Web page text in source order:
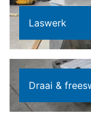
Laswerk
Draai &